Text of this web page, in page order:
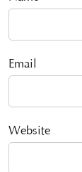
Email
Website